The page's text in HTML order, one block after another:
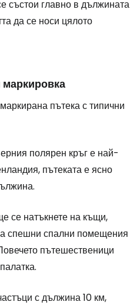
състои главно в дължината
да се носи цялото
пътека с типични
полярен кръг е най-
пътеката е ясно
се натъкнете на къщи,
спешни спални помещения
пътешественици
с дължина 10 км,